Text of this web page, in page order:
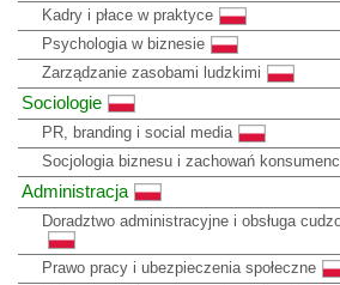
Kadry i płace w praktyce
Psychologia w biznesie
Zarządzanie zasobami ludzkimi
Sociologie
PR, branding i social media
Socjologia biznesu i zachowań
Administracja
Doradztwo administracyjne i obsługa
Prawo pracy i ubezpieczenia społeczne